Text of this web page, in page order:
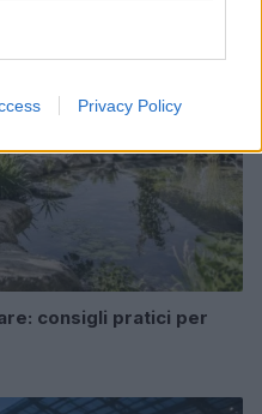
Privacy Policy
consigli pratici per